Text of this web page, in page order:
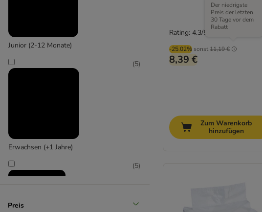
Junior (2-12 Monate)
Erwachsen (+1 Jahre)
(5)
(5)
Preis
-25.02% sonst11,19 €
Der niedrigste
Preis der letzten
30 Tage vor dem
Rabatt
8,39 €
Rating: 4.3/5
Zum Warenkorb
hinzufügen